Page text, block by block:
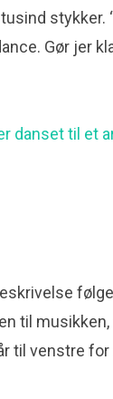
stykker.
Gør jer
danset til et
til
til venstre